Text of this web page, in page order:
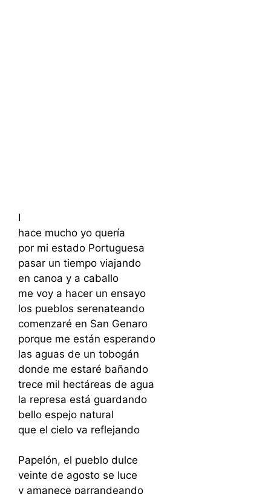
I
hace mucho yo quería
por mi estado Portuguesa
pasar un tiempo viajando
en canoa y a caballo
me voy a hacer un ensayo
los pueblos serenateando
comenzaré en San Genaro
porque me están esperando
las aguas de un tobogán
donde me estaré bañando
trece mil hectáreas de agua
la represa está guardando
bello espejo natural
que el cielo va reflejando
Papelón, el pueblo dulce
veinte de agosto se luce
y amanece parrandeando